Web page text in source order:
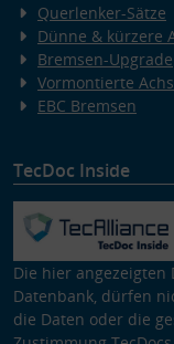
Querlenker-Sätze
Dünne & kürzere
Bremsen-Upgrade
Vormontierte
EBC Bremsen
TecDoc Inside
Die hier angezeigten
Datenbank, dürfen
die Daten oder die